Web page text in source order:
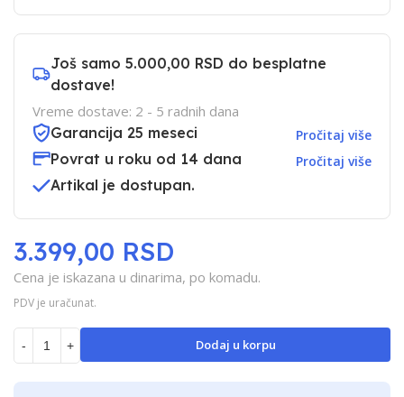
Još samo 5.000,00 RSD do besplatne
dostave!
Vreme dostave: 2 - 5 radnih dana
Garancija 25 meseci
Pročitaj više
Povrat u roku od 14 dana Pročitaj više
Artikal je dostupan.
Cena je iskazana u dinarima, po komadu.
PDV je uračunat.
3.399,00 RSD
- + Dodaj u korpu